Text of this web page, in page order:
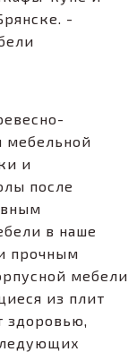
мебельной
и
после
в наше
прочным
мебели
из плит